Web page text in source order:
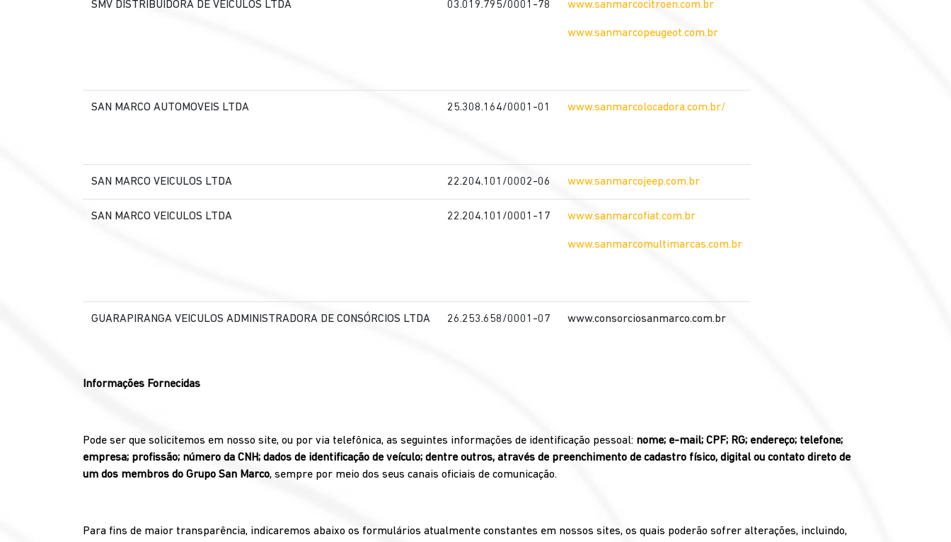
SMV DISTRIBUIDORA DE VEICULOS LTDA 03.019.795/0001-78 www.sanmarcocitroen.com.br
www.sanmarcopeugeot.com.br
SAN MARCO AUTOMOVEIS LTDA 25.308.164/0001-01 www.sanmarcolocadora.com.br/
SAN MARCO VEICULOS LTDA 22.204.101/0002-06 www.sanmarcojeep.com.br
SAN MARCO VEICULOS LTDA 22.204.101/0001-17 www.sanmarcofiat.com.br
www.sanmarcomultimarcas.com.br
GUARAPIRANGA VEICULOS ADMINISTRADORA DE CONSÓRCIOS LTDA 26.253.658/0001-07 www.consorciosanmarco.com.br
Informações Fornecidas
Pode ser que solicitemos em nosso site, ou por via telefônica, as seguintes informações de identificação pessoal: nome; e-mail; CPF; RG; endereço; telefone;
empresa; profissão; número da CNH; dados de identificação de veículo; dentre outros, através de preenchimento de cadastro físico, digital ou contato direto de
um dos membros do Grupo San Marco, sempre por meio dos seus canais oficiais de comunicação.
Para fins de maior transparência, indicaremos abaixo os formulários atualmente constantes em nossos sites, os quais poderão sofrer alterações, incluindo,